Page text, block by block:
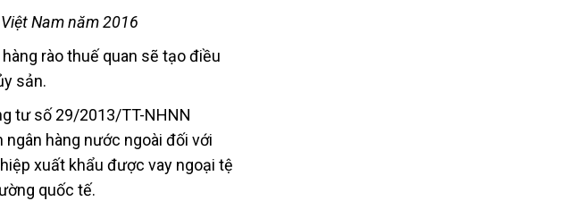
Nam năm 2016
rào thuế quan sẽ tạo điều
sản.
tư số 29/2013/TT-NHNN
hàng nước ngoài đối với
xuất khẩu được vay ngoại tệ
quốc tế.